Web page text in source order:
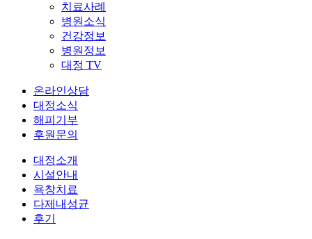
치료사례
병원소식
건강정보
병원정보
대정 TV
온라인상담
대정소식
해피기부
후원문의
대정소개
시설안내
욕창치료
다제내성균
후기